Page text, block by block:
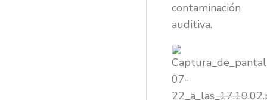
contaminación
auditiva.